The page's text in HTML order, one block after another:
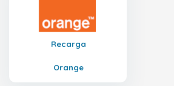
Recarga
Orange